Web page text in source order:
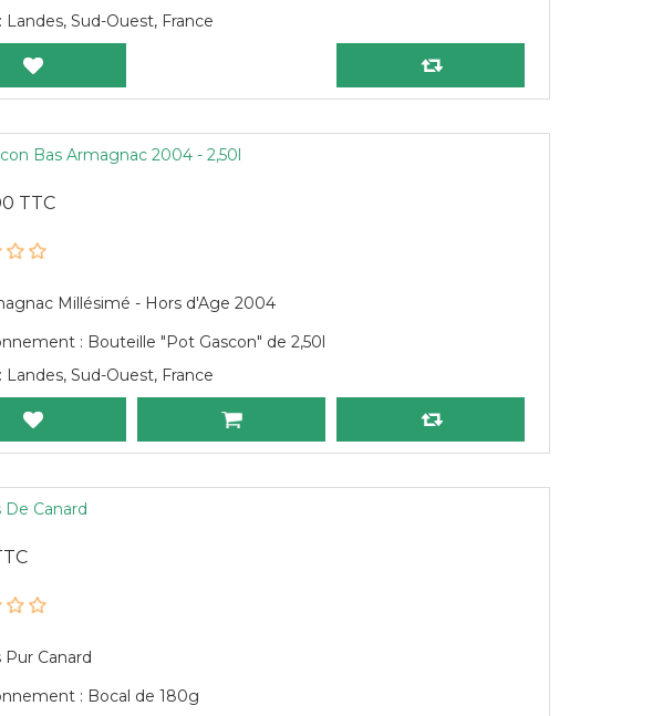
Landes, Sud-Ouest, France
Bas Armagnac 2004 - 2,50l
TTC
Millésimé - Hors d'Age 2004
: Bouteille "Pot Gascon" de 2,50l
Landes, Sud-Ouest, France
De Canard
Pur Canard
: Bocal de 180g